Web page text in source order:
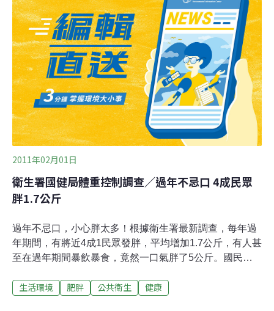
1億6千萬噸，遠遠高於城市森林的65萬噸。按照對人體健
康影響計算，該研究顯示，城市森林的經濟價值為一年47
億美元，遠大於郊區森林的22億美元。美國各州的平均森
林覆蓋率為34.2%，沿海各州更高，有些達到80%以上，
成為人工無法替代的天然空氣淨化器。
2011年02月01日
衛生署國健局體重控制調查／過年不忌口 4成民眾
胖1.7公斤
過年不忌口，小心胖太多！根據衛生署最新調查，每年過
年期間，有將近4成1民眾發胖，平均增加1.7公斤，有人甚
至在過年期間暴飲暴食，竟然一口氣胖了5公斤。國民健
間有3成6民眾三餐食量比平常大；4成7每天所吃餅乾、糖
生活環境 肥胖 公共衛生 健康